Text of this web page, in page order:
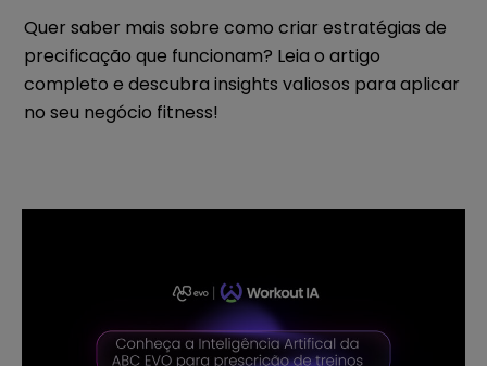
Quer saber mais sobre como criar estratégias de
precificação que funcionam? Leia o artigo
completo e descubra insights valiosos para aplicar
no seu negócio fitness!